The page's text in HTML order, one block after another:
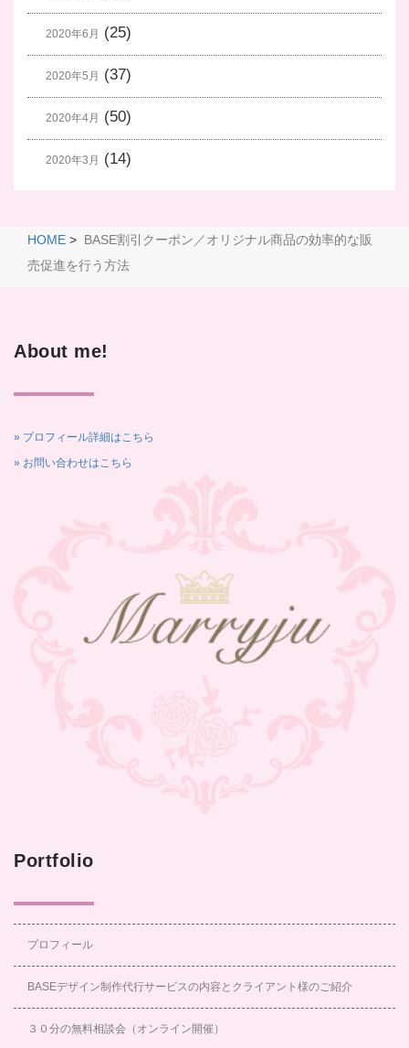
2020年6月 (25)
2020年5月 (37)
2020年4月 (50)
2020年3月 (14)
HOME > BASE割引クーポン／オリジナル商品の効率的な販
売促進を行う方法
About me!
» プロフィール詳細はこちら
» お問い合わせはこちら
Portfolio
プロフィール
BASEデザイン制作代行サービスの内容とクライアント様のご紹介
３０分の無料相談会（オンライン開催）